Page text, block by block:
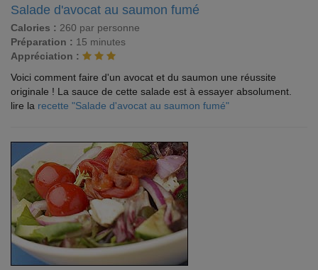
Salade d'avocat au saumon fumé
Calories : 260 par personne
Préparation : 15 minutes
Appréciation :
Voici comment faire d'un avocat et du saumon une réussite
originale ! La sauce de cette salade est à essayer absolument.
lire la recette "Salade d'avocat au saumon fumé"